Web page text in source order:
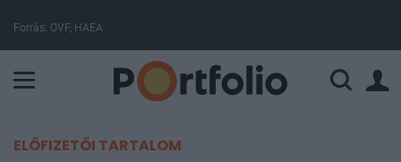
Forrás: OVF, HAEA
ELŐFIZETŐI TARTALOM